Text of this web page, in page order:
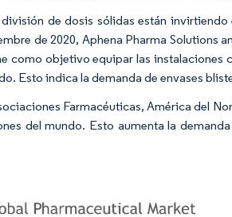
de dosis sólidas están
de 2020, Aphena Pharma Solutions
como objetivo equipar las instalaciones
Esto indica la demanda de envases
Farmacéuticas, América del
del mundo. Esto aumenta la